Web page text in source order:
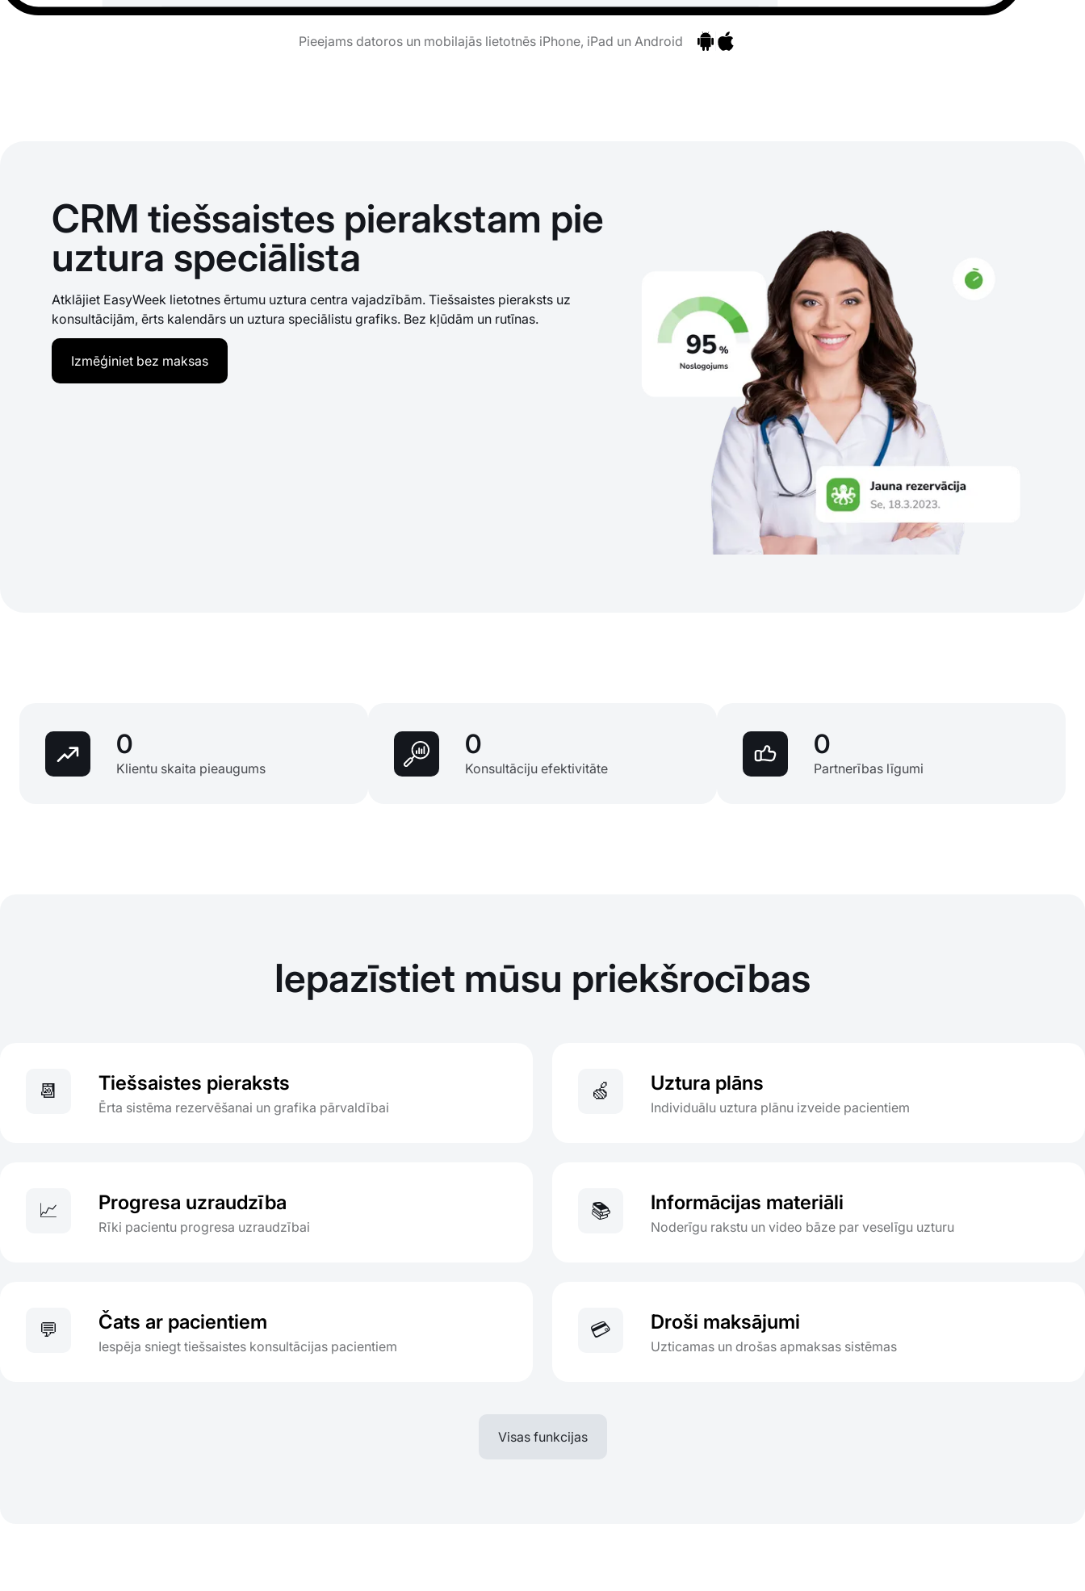
Pieejams datoros un mobilajās lietotnēs iPhone, iPad un Android
CRM tiešsaistes pierakstam pie
uztura speciālista
Atklājiet EasyWeek lietotnes ērtumu uztura centra vajadzībām. Tiešsaistes pieraksts uz
konsultācijām, ērts kalendārs un uztura speciālistu grafiks. Bez kļūdām un rutīnas.
Izmēģiniet bez maksas
0
Klientu skaita pieaugums
0
Konsultāciju efektivitāte
0
Partnerības līgumi
Iepazīstiet mūsu priekšrocības
📆 Tiešsaistes pieraksts
Ērta sistēma rezervēšanai un grafika pārvaldībai
🍏 Uztura plāns
Individuālu uztura plānu izveide pacientiem
📈 Progresa uzraudzība
Rīki pacientu progresa uzraudzībai
📚 Informācijas materiāli
Noderīgu rakstu un video bāze par veselīgu uzturu
💬 Čats ar pacientiem
Iespēja sniegt tiešsaistes konsultācijas pacientiem
💳 Droši maksājumi
Uzticamas un drošas apmaksas sistēmas
Visas funkcijas